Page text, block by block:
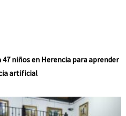
niños en Herencia para aprender
artificial